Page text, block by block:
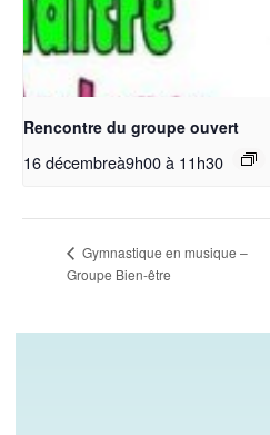
Rencontre du groupe ouvert
16 décembreà9h00à 11h30
Gymnastique en musique –
Groupe Bien-être